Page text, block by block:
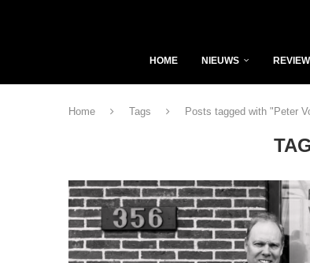
HOME NIEUWS
Home Tags Posts tagged with "Peter